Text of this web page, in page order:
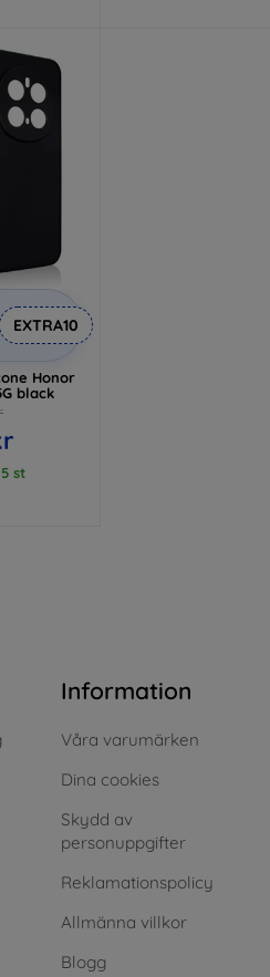
EXTRA10
Honor
black
st
Information
Våra varumärken
Dina cookies
Skydd av
personuppgifter
Reklamationspolicy
Allmänna villkor
Blogg